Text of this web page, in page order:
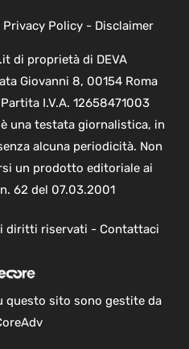
Privacy Policy- Disclaimer
di proprietà di DEVA
Giovanni 8, 00154 Roma
I.V.A. 12658471003
una testata giornalistica, in
alcuna periodicità. Non
un prodotto editoriale ai
62 del 07.03.2001
diritti riservati - Contattaci
questo sito sono gestite da